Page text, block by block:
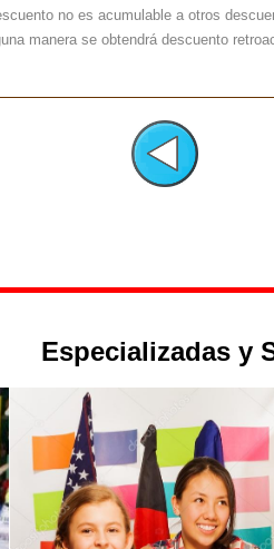
no es acumulable a otros
manera se obtendrá descuento
Especializadas y